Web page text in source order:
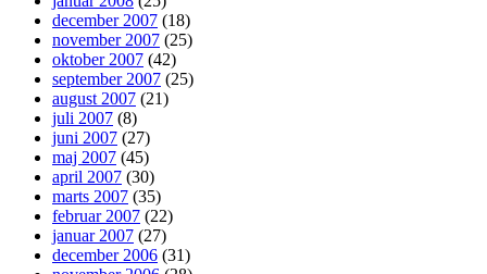
december 2007 (18)
november 2007 (25)
oktober 2007 (42)
september 2007 (25)
august 2007 (21)
juli 2007 (8)
juni 2007 (27)
maj 2007 (45)
april 2007 (30)
marts 2007 (35)
februar 2007 (22)
januar 2007 (27)
december 2006 (31)